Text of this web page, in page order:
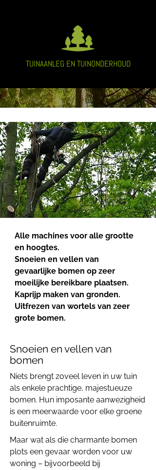
TUINAANLEG EN TUINONDERHOUD
Alle machines voor alle grootte
en hoogtes.
Snoeien en vellen van
gevaarlijke bomen op zeer
moeilijke bereikbare plaatsen.
Kaprijp maken van gronden.
Uitfrezen van wortels van zeer
grote bomen.
Snoeien en vellen van
bomen
Niets brengt zoveel leven in uw tuin
als enkele prachtige, majestueuze
bomen. Hun imposante aanwezigheid
is een meerwaarde voor elke groene
buitenruimte.
Maar wat als die charmante bomen
plots een gevaar worden voor uw
woning – bijvoorbeeld bij